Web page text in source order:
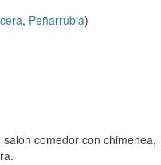
, Peñarrubia)
comedor con chimenea,